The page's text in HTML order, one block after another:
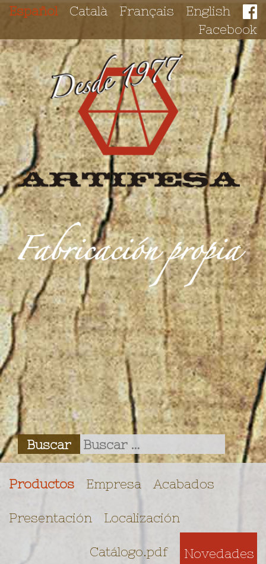
Español Català Français
English
Facebook
Productos Empresa Acabados
Presentación Localización
Novedades
Catálogo.pdf